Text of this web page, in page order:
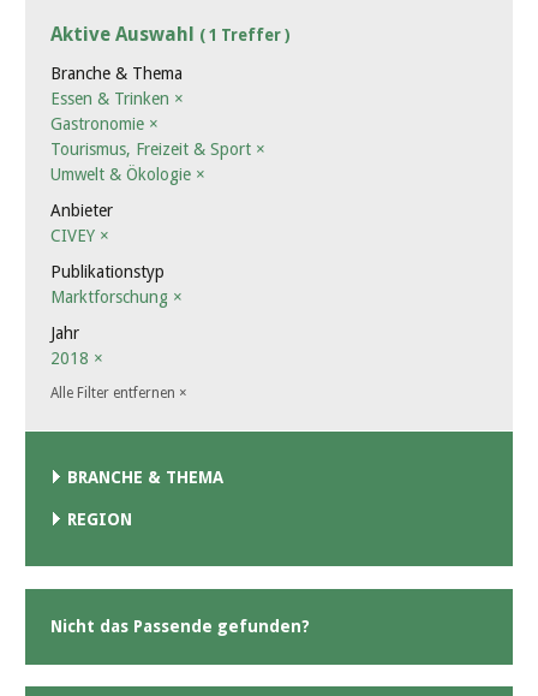
Aktive Auswahl ( 1 Treffer )
Branche & Thema
Essen & Trinken ×
Gastronomie ×
Tourismus, Freizeit & Sport ×
Umwelt & Ökologie ×
Anbieter
CIVEY ×
Publikationstyp
Marktforschung ×
Jahr
2018 ×
Alle Filter entfernen ×
BRANCHE & THEMA
REGION
Nicht das Passende gefunden?